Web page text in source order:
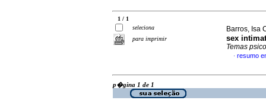
1 / 1
seleciona
para imprimir
Barros, Isa
sex
Temas
· resumo
p�gina 1 de 1